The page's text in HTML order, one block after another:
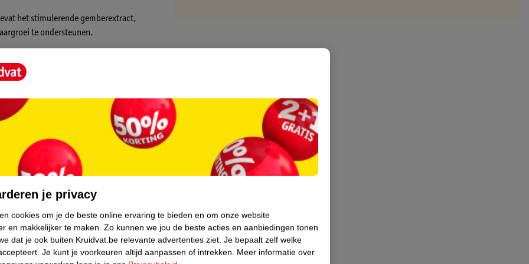
het stimulerende gemberextract,
te ondersteunen.
door hun formules van
niet dat je meer moet betalen voor
award-winnende formules richten zich
je privacy
cookies om je de beste online ervaring te bieden en om onze website
en makkelijker te maken. Zo kunnen we jou de beste acties en aanbiedingen tonen
dat je ook buiten Kruidvat.be relevante advertenties ziet. Je bepaalt zelf welke
Je kunt je voorkeuren altijd aanpassen of intrekken. Meer informatie over